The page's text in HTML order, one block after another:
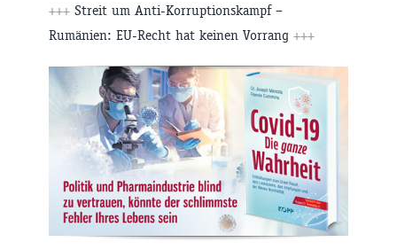
+++ Streit um Anti-Korruptionskampf –
Rumänien: EU-Recht hat keinen Vorrang +++